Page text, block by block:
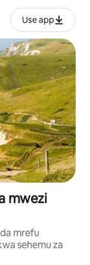
Use app
mwezi
mrefu
sehemu za